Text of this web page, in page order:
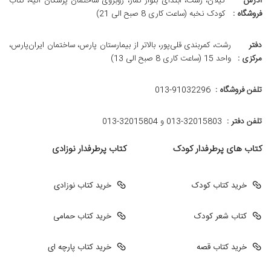
فروشگاه :
کودک نخبه (ساعت کاری 8 صبح الی 21)
دفتر
مرکزی :
رشت، کمربندی قلی‌پور، بالاتر از بیمارستان پارس، ساختمان ایران‌پارس،
واحد 15 (ساعت کاری 8 صبح الی 13)
تلفن فروشگاه : 013-91032296
تلفن دفتر : 013-32015803 و 32015804-013
کتاب های پرطرفدار کودک
خرید کتاب کودک
کتاب شعر کودک
خرید کتاب قصه
کتاب پرطرفدار نوزادی
خرید کتاب نوزادی
خرید کتاب حمامی
خرید کتاب پارچه ای